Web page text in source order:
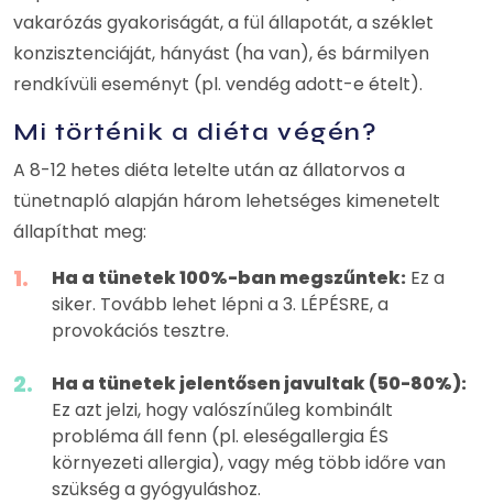
vakarózás gyakoriságát, a fül állapotát, a széklet
konzisztenciáját, hányást (ha van), és bármilyen
rendkívüli eseményt (pl. vendég adott-e ételt).
Mi történik a diéta végén?
A 8-12 hetes diéta letelte után az állatorvos a
tünetnapló alapján három lehetséges kimenetelt
állapíthat meg:
Ha a tünetek 100%-ban megszűntek: Ez a
siker. Tovább lehet lépni a 3. LÉPÉSRE, a
provokációs tesztre.
Ha a tünetek jelentősen javultak (50-80%):
Ez azt jelzi, hogy valószínűleg kombinált
probléma áll fenn (pl. eleségallergia ÉS
környezeti allergia), vagy még több időre van
szükség a gyógyuláshoz.